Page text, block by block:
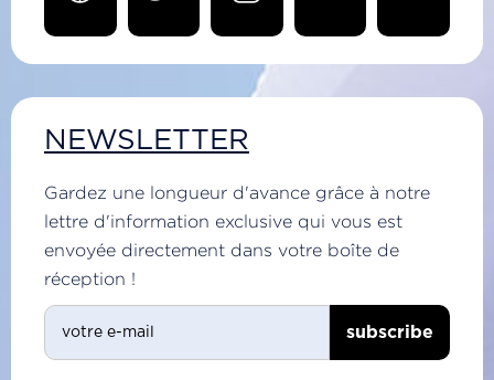
NEWSLETTER
Gardez une longueur d'avance grâce à notre
lettre d'information exclusive qui vous est
envoyée directement dans votre boîte de
réception !